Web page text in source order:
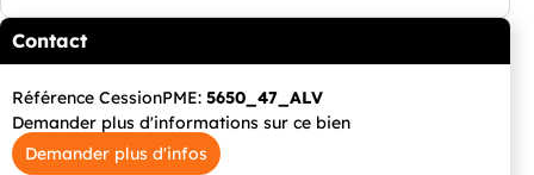
Contact
Référence CessionPME: 5650_47_ALV
Demander plus d'informations sur ce bien
Demander plus d'infos